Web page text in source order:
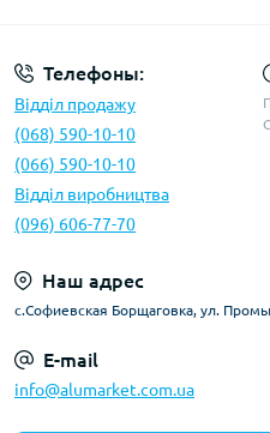
Телефоны:
Відділ продажу
(068) 590-10-10
(066) 590-10-10
Відділ виробництва
(096) 606-77-70
Наш адрес
с.Софиевская Борщаговка, ул.
E-mail
info@alumarket.com.ua